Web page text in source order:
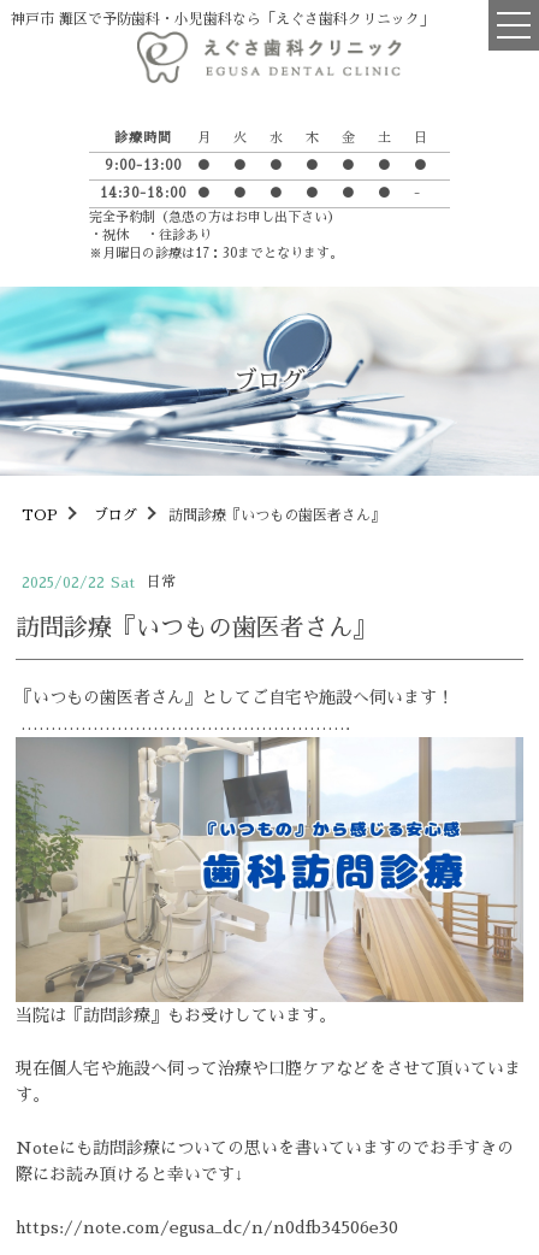
神戸市 灘区で予防歯科・小児歯科なら「えぐさ歯科クリニック」
診療時間 月 火 水 木 金 土 日
9:00-13:00 ● ● ● ● ● ● ●
14:30-18:00 ● ● ● ● ● ●
-
完全予約制（急患の方はお申し出下さい）
・祝休 ・往診あり
※月曜日の診療は17：30までとなります。
ブログ
医院について
院長・スタッフ紹介
診療の流れ
えぐさ歯科からのお願い
英語学習室
Petit Luxe
診療項目
一般歯科
おとなの矯正歯科
こどもの矯正歯科
ホワイトニング
マウスガード
elmo piccoloの紹介
クリニックの特徴
求人情報
初めての方へQ&A
英語学習室
ブログ
TOP ブログ 訪問診療『いつもの歯医者さん』
2025/02/22 Sat 日常
訪問診療『いつもの歯医者さん』
『いつもの歯医者さん』としてご自宅や施設へ伺います！
……………………………………………….
当院は『訪問診療』もお受けしています。
現在個人宅や施設へ伺って治療や口腔ケアなどをさせて頂いていま
す。
Noteにも訪問診療についての思いを書いていますのでお手すきの
際にお読み頂けると幸いです↓
https://note.com/egusa_dc/n/n0dfb34506e30